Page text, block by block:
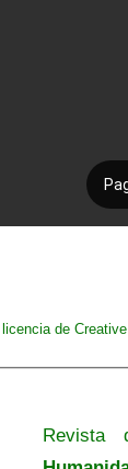
licencia de
Revista